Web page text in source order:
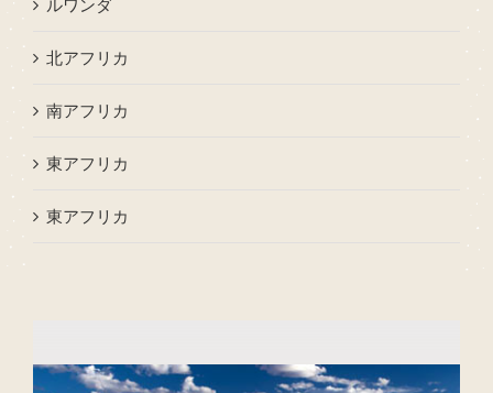
ルワンダ
北アフリカ
南アフリカ
東アフリカ
東アフリカ